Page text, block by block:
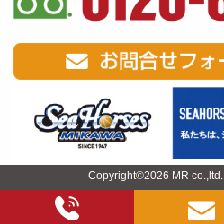
Copyright©2026 MR co.,ltd.